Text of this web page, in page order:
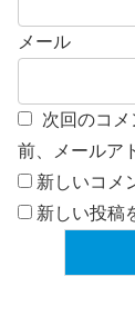
メール
次回のコ
前、メールア
新しいコメ
新しい投稿